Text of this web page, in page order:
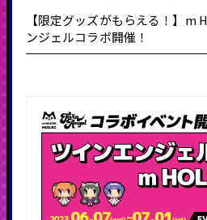
【限定グッズがもらえる！】
ンジェルコラボ開催！